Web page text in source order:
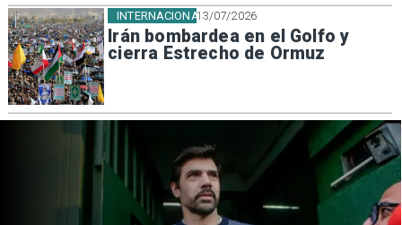
13/07/2026
Irán bombardea en el Golfo y
cierra Estrecho de Ormuz
INTERNACIONAL